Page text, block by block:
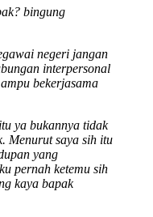
bingung
negeri jangan
interpersonal
bekerjasama
ya bukannya tidak
Menurut saya sih itu
yang
pernah ketemu sih
kaya bapak